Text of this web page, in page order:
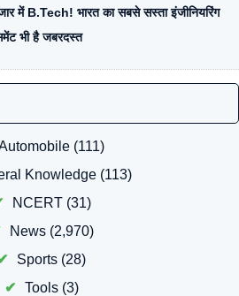
में B.Tech! भारत का सबसे सस्ता इंजीनियरिंग
भी है जबरदस्त
(111)
Knowledge (113)
NCERT(31)
News(2,970)
Sports (28)
Tools(3)